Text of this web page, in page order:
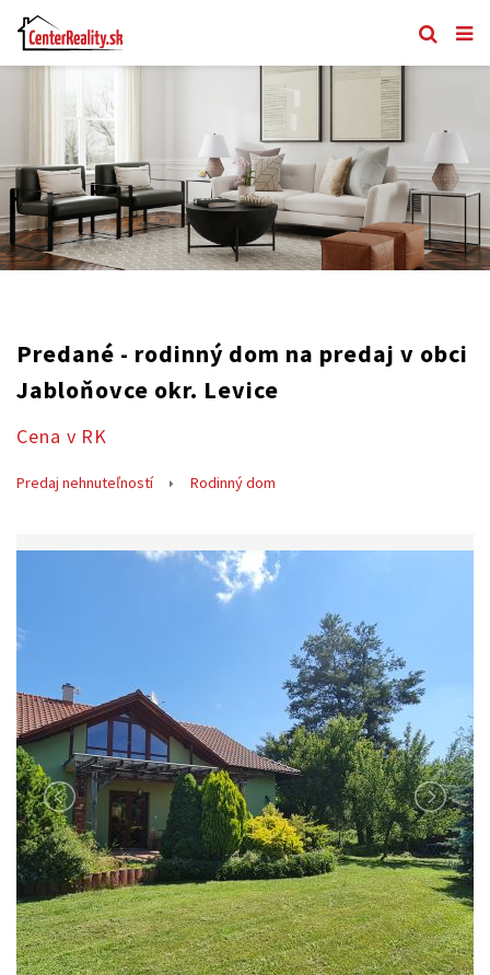
Predané - rodinný dom na predaj v obci
Jabloňovce okr. Levice
Cena v RK
Predaj nehnuteľností Rodinný dom